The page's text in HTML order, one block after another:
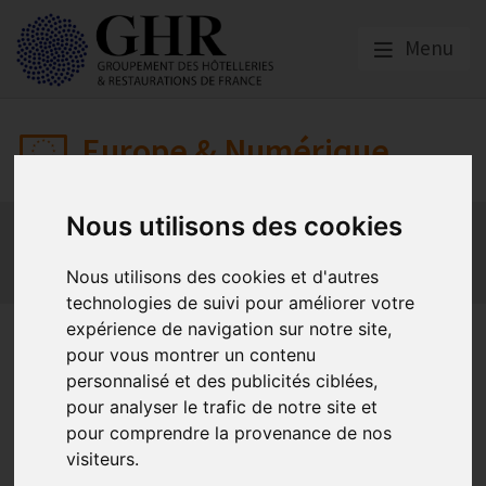
Nous utilisons des cookies
Nous utilisons des cookies et d'autres
technologies de suivi pour améliorer votre
expérience de navigation sur notre site,
pour vous montrer un contenu
personnalisé et des publicités ciblées,
pour analyser le trafic de notre site et
pour comprendre la provenance de nos
visiteurs.
Menu
Europe & Numérique
Actualités
Plateformes en ligne
Mon Parc Num
Informatique Europe
MonParcNum.fr | Etape 2 :
Inscription au MOOC
d’initiation